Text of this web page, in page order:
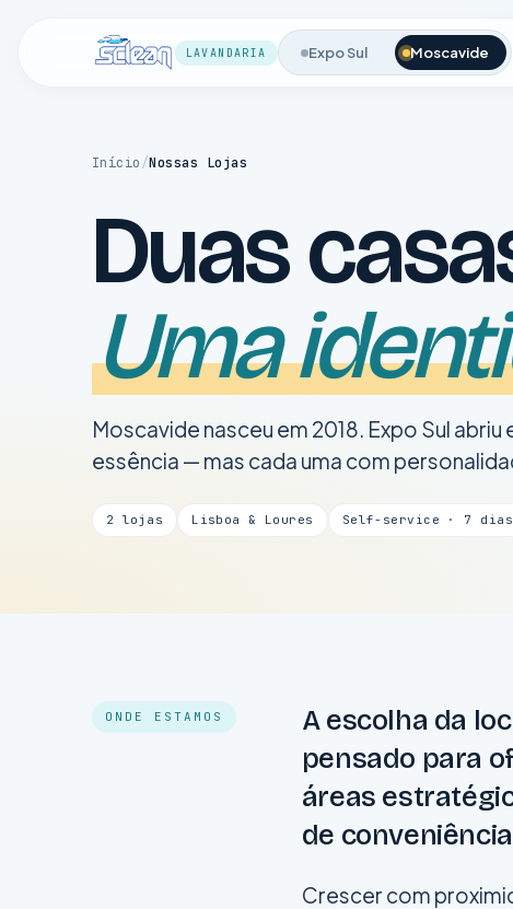
LAVANDARIA Expo Sul Moscavide
Início/Nossas Lojas
Duas
Uma
Moscavide nasceu em 2018. Expo Sul
essência — mas cada uma com
2 lojas Lisboa & Loures Self-service · 7 dias
ONDE ESTAMOS
A escolha da
pensado para
áreas
de
Crescer com